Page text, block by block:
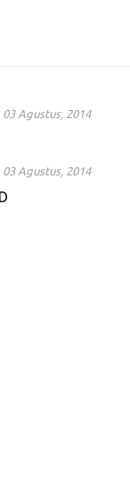
Agustus, 2014
Agustus, 2014